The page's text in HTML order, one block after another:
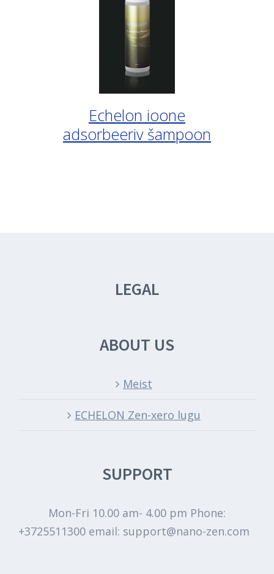
Echelon ioone
adsorbeeriv šampoon
LEGAL
ABOUT US
Meist
ECHELON Zen-xero lugu
SUPPORT
Mon-Fri 10.00 am- 4.00 pm Phone:
+3725511300 email: support@nano-zen.com